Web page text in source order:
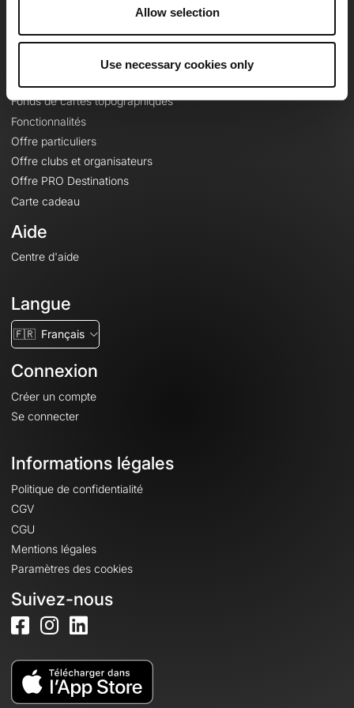
Allow selection
Use necessary cookies only
Le Mag'
Fonds de cartes topographiques
Fonctionnalités
Offre particuliers
Offre clubs et organisateurs
Offre PRO Destinations
Carte cadeau
Aide
Centre d'aide
Langue
🇫🇷 Français
Connexion
Créer un compte
Se connecter
Informations légales
Politique de confidentialité
CGV
CGU
Mentions légales
Paramètres des cookies
Suivez-nous